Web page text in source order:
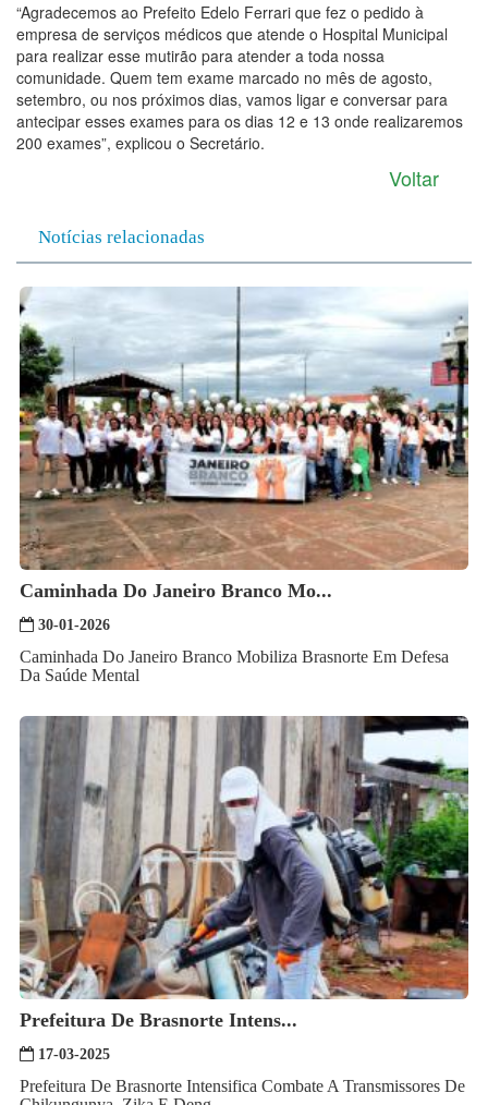
“Agradecemos ao Prefeito Edelo Ferrari que fez o pedido à
empresa de serviços médicos que atende o Hospital Municipal
para realizar esse mutirão para atender a toda nossa
comunidade. Quem tem exame marcado no mês de agosto,
setembro, ou nos próximos dias, vamos ligar e conversar para
antecipar esses exames para os dias 12 e 13 onde realizaremos
200 exames”, explicou o Secretário.
Voltar
Notícias relacionadas
Caminhada Do Janeiro Branco Mo...
30-01-2026
Caminhada Do Janeiro Branco Mobiliza Brasnorte Em Defesa
Da Saúde Mental
Prefeitura De Brasnorte Intens...
17-03-2025
Prefeitura De Brasnorte Intensifica Combate A Transmissores De